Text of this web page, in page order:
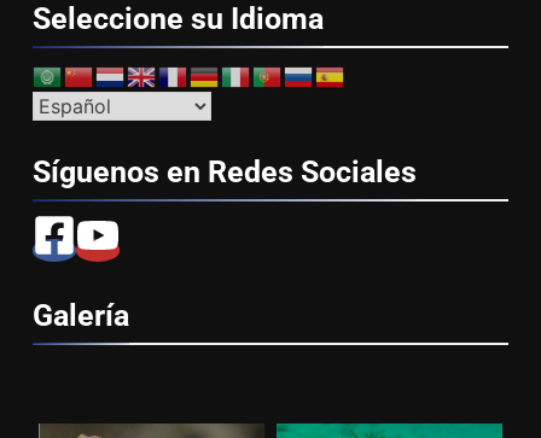
Seleccione su Idioma
Síguenos en Redes Sociales
Galería